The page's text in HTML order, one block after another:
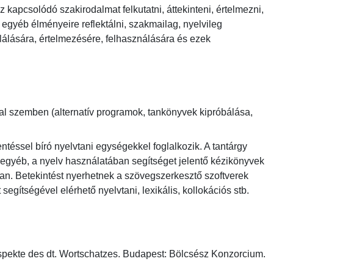
szakirodalmat felkutatni, áttekinteni, értelmezni,
élményeire reflektálni, szakmailag, nyelvileg
értelmezésére, felhasználására és ezek
szemben (alternatív programok, tankönyvek kipróbálása,
bíró nyelvtani egységekkel foglalkozik. A tantárgy
a nyelv használatában segítséget jelentő kézikönyvek
Betekintést nyerhetnek a szövegszerkesztő szoftverek
elérhető nyelvtani, lexikális, kollokációs stb.
des dt. Wortschatzes. Budapest: Bölcsész Konzorcium.